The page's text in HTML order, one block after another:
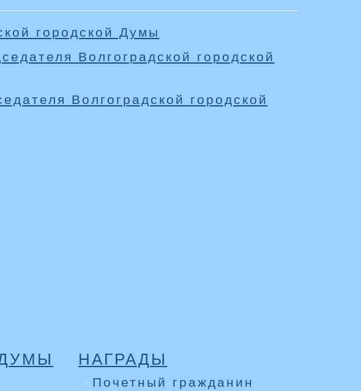
городской Думы
Волгоградской городской
Волгоградской городской
НАГРАДЫ
Почетный гражданин